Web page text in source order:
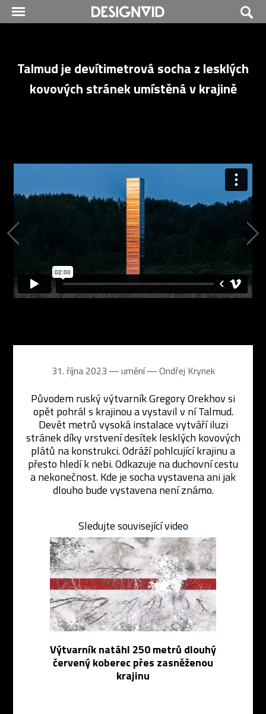
Talmud je devítimetrová socha z lesklých
kovových stránek umístěná v krajině
31. října 2023 ― umění ―Ondřej Krynek
Původem ruský výtvarník Gregory Orekhov si
opět pohrál s krajinou a vystavil v ní Talmud.
Devět metrů vysoká instalace vytváří iluzi
stránek díky vrstvení desítek lesklých kovových
plátů na konstrukci. Odráží pohlcující krajinu a
přesto hledí k nebi. Odkazuje na duchovní cestu
a nekonečnost. Kde je socha vystavena ani jak
dlouho bude vystavena není známo.
Sledujte související video
Výtvarník natáhl 250 metrů dlouhý
červený koberec přes zasněženou
krajinu